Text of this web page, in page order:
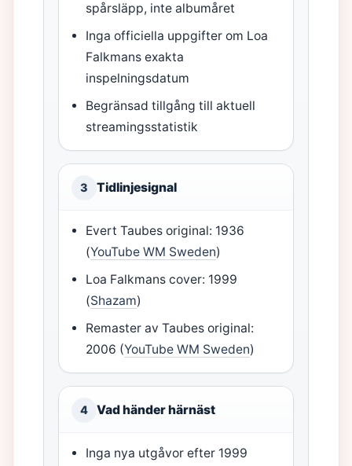
spårsläpp, inte albumåret
Inga officiella uppgifter om Loa
Falkmans exakta
inspelningsdatum
Begränsad tillgång till aktuell
streamingsstatistik
3 Tidlinjesignal
Evert Taubes original: 1936
(YouTube WM Sweden)
Loa Falkmans cover: 1999
(Shazam)
Remaster av Taubes original:
2006 (YouTube WM Sweden)
4 Vad händer härnäst
Inga nya utgåvor efter 1999